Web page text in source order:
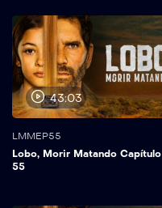
43:03
LMMEP55
Lobo, Morir Matando Capítulo
55